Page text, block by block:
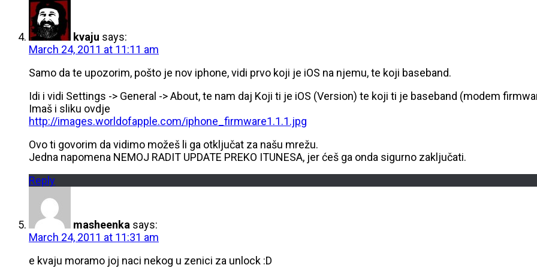
kvaju says:
March 24, 2011 at 11:11 am
Samo da te upozorim, pošto je nov iphone, vidi prvo koji je iOS na njemu, te koji baseband.
Idi i vidi Settings -> General -> About, te nam daj Koji ti je iOS (Version) te koji ti je baseband (modem
Imaš i sliku ovdje
http://images.worldofapple.com/iphone_firmware1.1.1.jpg
Ovo ti govorim da vidimo možeš li ga otključat za našu mrežu.
Jedna napomena NEMOJ RADIT UPDATE PREKO ITUNESA, jer ćeš ga onda sigurno zaključati.
Reply
masheenka says:
March 24, 2011 at 11:31 am
e kvaju moramo joj naci nekog u zenici za unlock :D